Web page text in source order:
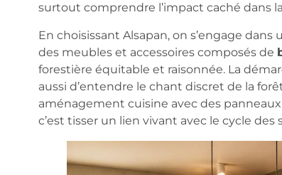
surtout comprendre l’impact caché dans
En choisissant Alsapan, on s’engage
des meubles et accessoires composés de
forestière équitable et raisonnée. La
aussi d’entendre le chant discret de la
aménagement cuisine avec des
c’est tisser un lien vivant avec le cycle des